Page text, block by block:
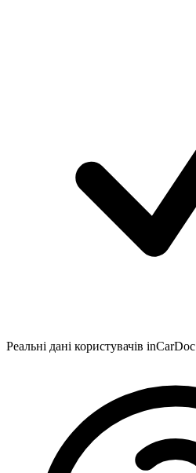
Реальні дані користувачів inCarDoc